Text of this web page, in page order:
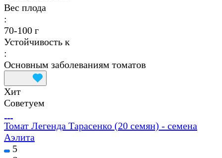
Вес плода
:
70-100 г
Устойчивость к
:
Основным заболеваниям томатов
Хит
Советуем
Томат Легенда Тарасенко (20 семян) - семена
Аэлита
5